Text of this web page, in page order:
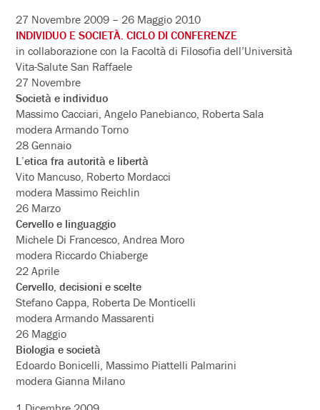
27 Novembre 2009 – 26 Maggio 2010
INDIVIDUO E SOCIETÀ. CICLO DI CONFERENZE
in collaborazione con la Facoltà di Filosofia dell’Università
Vita-Salute San Raffaele
27 Novembre
Società e individuo
Massimo Cacciari, Angelo Panebianco, Roberta Sala
modera Armando Torno
28 Gennaio
L’etica fra autorità e libertà
Vito Mancuso, Roberto Mordacci
modera Massimo Reichlin
26 Marzo
Cervello e linguaggio
Michele Di Francesco, Andrea Moro
modera Riccardo Chiaberge
22 Aprile
Cervello, decisioni e scelte
Stefano Cappa, Roberta De Monticelli
modera Armando Massarenti
26 Maggio
Biologia e società
Edoardo Bonicelli, Massimo Piattelli Palmarini
modera Gianna Milano